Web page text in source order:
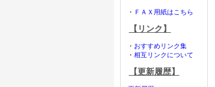
・ ＦＡＸ用紙はこちら
【リンク】
・ おすすめリンク集
・ 相互リンクについて
【更新履歴】